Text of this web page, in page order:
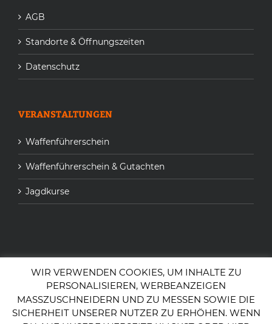
AGB
Standorte & Öffnungszeiten
Datenschutz
VERANSTALTUNGEN
Waffenführerschein
Waffenführerschein & Gutachten
Jagdkurse
FIND US ON FACEBOOK
WIR VERWENDEN COOKIES, UM INHALTE ZU
PERSONALISIEREN, WERBEANZEIGEN
MASSZUSCHNEIDERN UND ZU MESSEN SOWIE DIE
SICHERHEIT UNSERER NUTZER ZU ERHÖHEN. WENN